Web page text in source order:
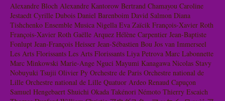
Alexandre Bloch Alexandre Kantorow Bertrand Chamayou Caroline
Jestaedt Cyrille Dubois Daniel Barenboim David Salmon Diana
Tishchenko Ensemble Musica Nigella Eva Zaïcik François-Xavier Roth
François-Xavier Roth Gaëlle Arquez Hélène Carpentier Jean-Baptiste
Fonlupt Jean-François Heisser Jean-Sébastien Bou Jos van Immerseel
Les Arts Florissants Les Arts Florissants Liya Petrova Marc Labonnette
Marc Minkowski Marie-Ange Nguci Mayumi Kanagawa Nicolas Stavy
Nobuyuki Tsujii Olivier Py Orchestre de Paris Orchestre national de
Lille Orchestre national de Lille Quatuor Ardeo Renaud Capuçon
Samuel Hengebaert Shuichi Okada Takénori Némoto Thierry Escaich